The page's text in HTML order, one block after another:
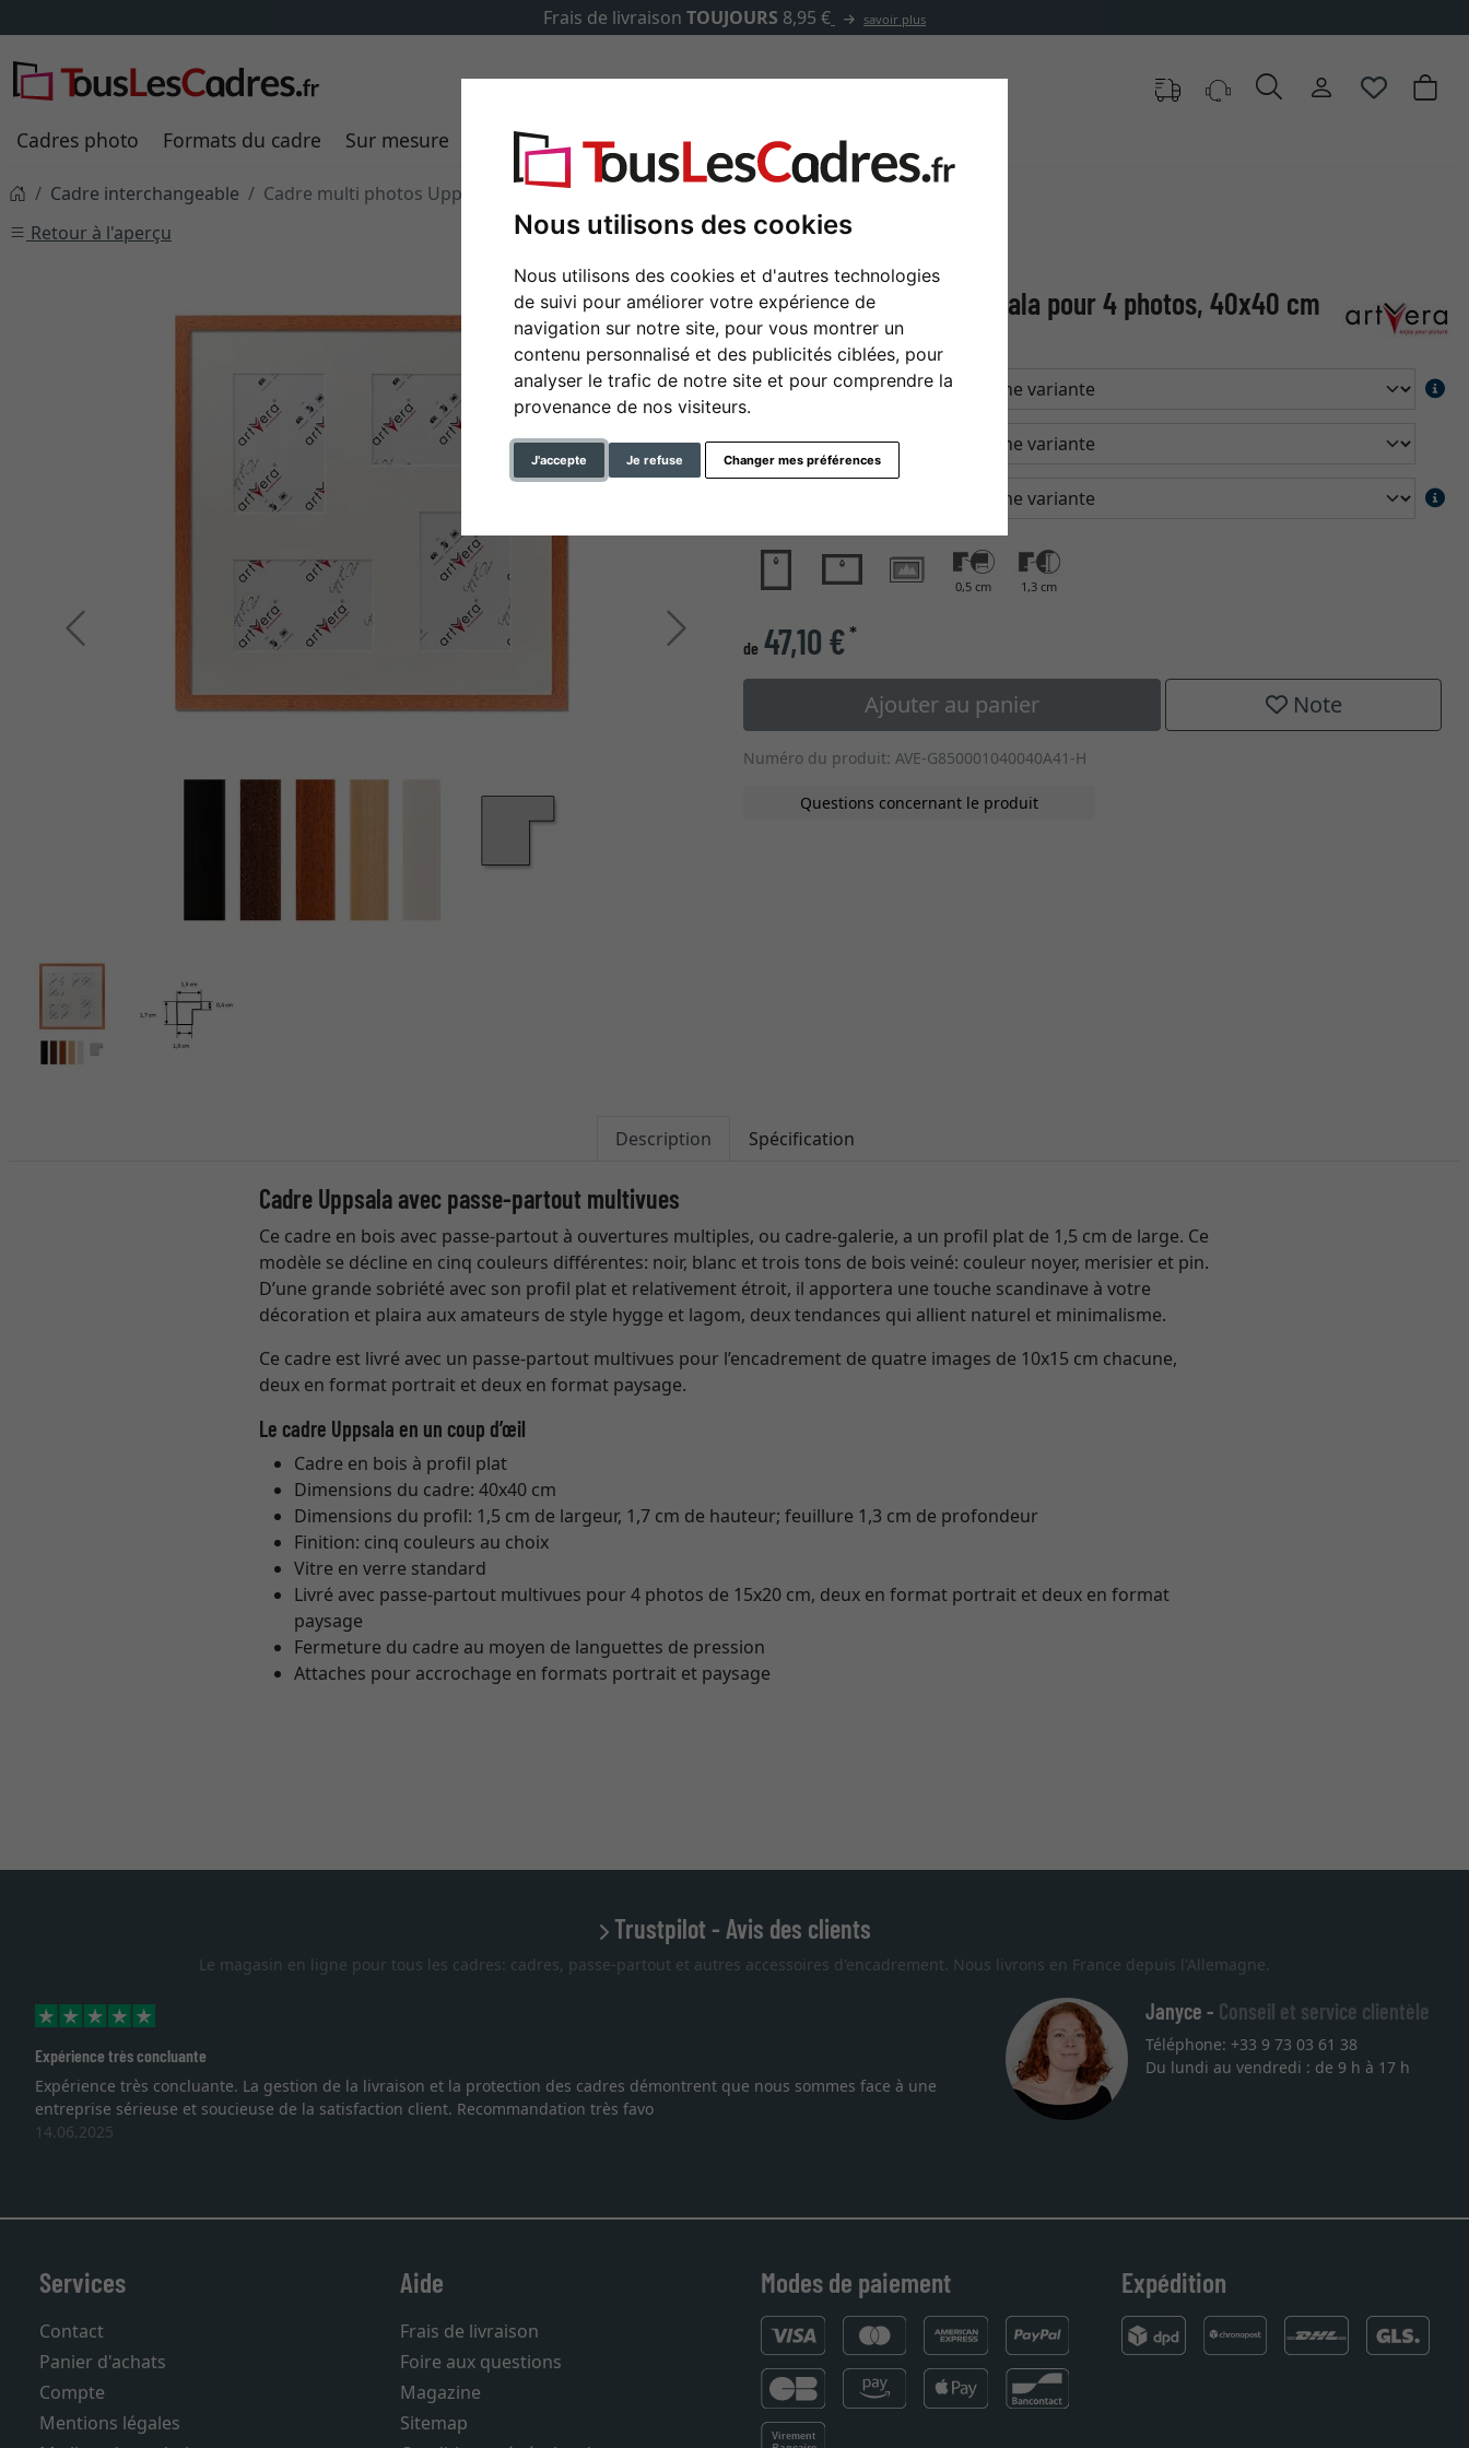
Nous utilisons des cookies
Nous utilisons des cookies et d'autres technologies
de suivi pour améliorer votre expérience de
navigation sur notre site, pour vous montrer un
contenu personnalisé et des publicités ciblées, pour
analyser le trafic de notre site et pour comprendre la
provenance de nos visiteurs.
J'accepte Je refuse Changer mes préférences
Frais de livraison TOUJOURS 8,95 € savoir plus
Cadres photo Formats du cadre Sur mesure Passe-partout Marques Accessoires
Cadre interchangeable
Cadre multi photos Uppsala pour 4 photos, 40x40 cm - 10x15 cm
Retour à l'aperçu
Retour Continuer
Cadre multi photos Uppsala pour 4 photos, 40x40 cm
- 10x15 cm
format
couleur
0,5 cm 1,3 cm
de 47,10 €*
Ajouter au panier Note
Numéro du produit: AVE-G850001040040A41-H
Questions concernant le produit
Description Spécification
Cadre Uppsala avec passe-partout multivues
Ce cadre en bois avec passe-partout à ouvertures multiples, ou cadre-galerie, a un profil plat de 1,5 cm de large. Ce
modèle se décline en cinq couleurs différentes: noir, blanc et trois tons de bois veiné: couleur noyer, merisier et pin.
D’une grande sobriété avec son profil plat et relativement étroit, il apportera une touche scandinave à votre
décoration et plaira aux amateurs de style hygge et lagom, deux tendances qui allient naturel et minimalisme.
Ce cadre est livré avec un passe-partout multivues pour l’encadrement de quatre images de 10x15 cm chacune,
deux en format portrait et deux en format paysage.
Le cadre Uppsala en un coup d’œil
Cadre en bois à profil plat
Dimensions du cadre: 40x40 cm
Dimensions du profil: 1,5 cm de largeur, 1,7 cm de hauteur; feuillure 1,3 cm de profondeur
Finition: cinq couleurs au choix
Vitre en verre standard
Livré avec passe-partout multivues pour 4 photos de 15x20 cm, deux en format portrait et deux en format
paysage
Fermeture du cadre au moyen de languettes de pression
Attaches pour accrochage en formats portrait et paysage
Trustpilot - Avis des clients
Le magasin en ligne pour tous les cadres: cadres, passe-partout et autres accessoires d'encadrement. Nous livrons en France depuis l'Allemagne.
Expérience très concluante
Expérience très concluante. La gestion de la livraison et la protection des cadres démontrent que nous sommes face à une
entreprise sérieuse et soucieuse de la satisfaction client. Recommandation très favo
14.06.2025
Janyce - Conseil et service clientèle
Téléphone: +33 9 73 03 61 38
Du lundi au vendredi : de 9 h à 17 h
Services
Contact
Panier d'achats
Compte
Mentions légales
Aide
Frais de livraison
Foire aux questions
Magazine
Sitemap
Modes de paiement Expédition